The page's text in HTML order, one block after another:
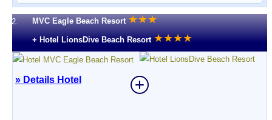
2. MVC Eagle Beach Resort ★★★
+ Hotel LionsDive Beach Resort ★★★★
» Details Hotel